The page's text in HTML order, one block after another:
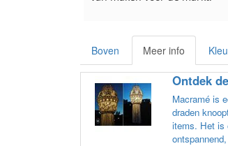
Boven Meer info
Ontdek
Macramé is
draden
items. Het is